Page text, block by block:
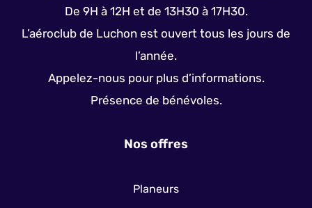
De 9H à 12H et de 13H30 à 17H30.
L’aéroclub de Luchon est ouvert tous les jours de
l’année.
Appelez-nous pour plus d’informations.
Présence de bénévoles.
Nos offres
Planeurs